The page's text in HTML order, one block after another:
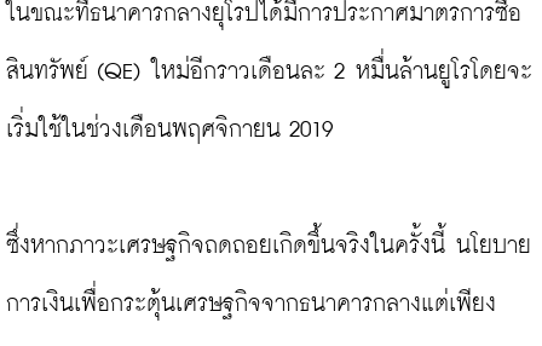
ในขณะที่ธนาคารกลางยุโรปได้มีการประกาศมาตรการซื้อ
สินทรัพย์ (QE) ใหม่อีกราวเดือนละ 2 หมื่นล้านยูโรโดยจะ
เริ่มใช้ในช่วงเดือนพฤศจิกายน 2019
ซึ่งหากภาวะเศรษฐกิจถดถอยเกิดขึ้นจริงในครั้งนี้ นโยบาย
การเงินเพื่อกระตุ้นเศรษฐกิจจากธนาคารกลางแต่เพียง